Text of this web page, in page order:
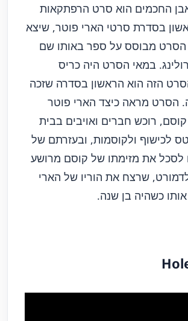
החכמים הוא סרט הרפתקאות
בסדרת סרטי הארי פוטר, שיצא
2001. הסרט מבוסס על ספר באותו שם
במאי הסרט היה כריס
הזה הוא הראשון בסדרה שזכה
הסרט מראה כיצד הארי פוטר
רוכש חברים ואויבים בבית
לכישוף ולקוסמות, ובעזרתם של
לסכל את מזימתו של קוסם מרושע
שרצח את הוריו של הארי
כשהיה בן שנה.